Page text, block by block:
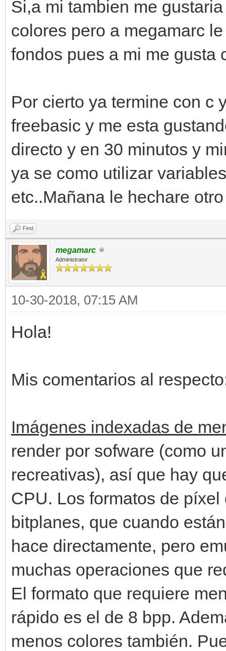
Si,a mi tambien me
colores pero a megamarc
fondos pues a mi me gusta
Por cierto ya termine con c
freebasic y me esta
directo y en 30 minutos y
ya se como utilizar
etc..Mañana le hechare
Find
megamarc
Administrator
10-30-2018, 07:15 AM
Hola!
Mis comentarios al
Imágenes indexadas de
render por sofware (como
recreativas), así que hay
CPU. Los formatos de
bitplanes, que cuando
hace directamente, pero
muchas operaciones que
El formato que requiere
rápido es el de 8 bpp.
menos colores también.